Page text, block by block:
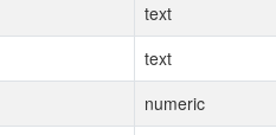
text
text
numeric